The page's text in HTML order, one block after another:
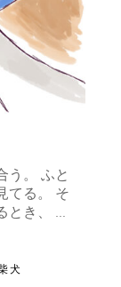
う。 ふと
てる。 そ
とき、 …
犬